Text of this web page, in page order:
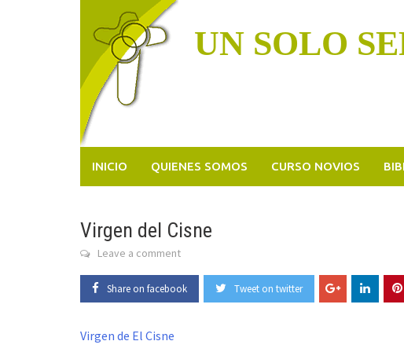
UN SOLO
INICIO QUIENES SOMOS CURSO NOVIOS
Virgen del Cisne
Leave a comment
Share on facebook Tweet on twitter
Virgen de El Cisne